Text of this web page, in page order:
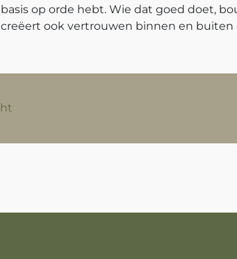
basis op orde hebt. Wie dat goed doet,
creëert ook vertrouwen binnen en buiten